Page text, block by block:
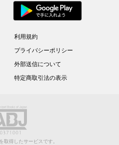
利用規約
プライバシーポリシー
外部送信について
特定商取引法の表示
取得したサービスです。